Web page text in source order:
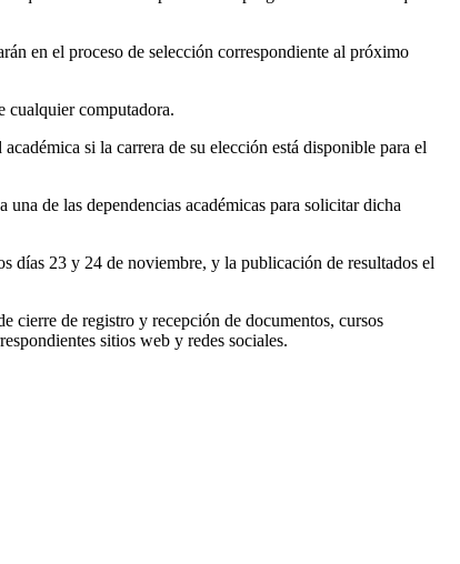
en el proceso de selección correspondiente al próximo
cualquier computadora.
si la carrera de su elección está disponible para el
una de las dependencias académicas para solicitar dicha
días 23 y 24 de noviembre, y la publicación de resultados el
cierre de registro y recepción de documentos, cursos
sitios web y redes sociales.